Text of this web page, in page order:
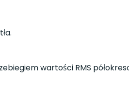
wartości RMS